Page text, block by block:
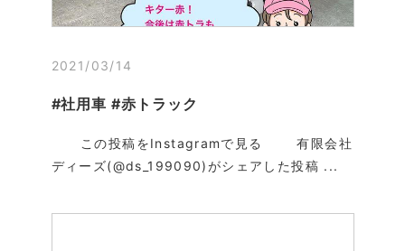
2021/03/14
#社用車 #赤トラック
この投稿をInstagramで見る 有限会社
ディーズ(@ds_199090)がシェアした投稿 ...